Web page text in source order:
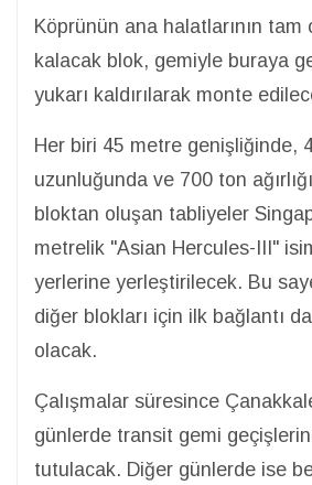
Köprünün ana halatlarının tam
kalacak blok, gemiyle buraya
yukarı kaldırılarak monte
Her biri 45 metre genişliğinde,
uzunluğunda ve 700 ton
bloktan oluşan tabliyeler
metrelik "Asian Hercules-III"
yerlerine yerleştirilecek. Bu
diğer blokları için ilk bağlantı
olacak.
Çalışmalar süresince
günlerde transit gemi
tutulacak. Diğer günlerde ise